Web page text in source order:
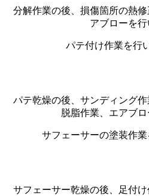
分解作業の後、損傷箇所の熱
アブローを行
パテ付け作業を行
パテ乾燥の後、サンディング作
脱脂作業、エアブロ
サフェーサーの塗装作業
サフェーサー乾燥の後、足付